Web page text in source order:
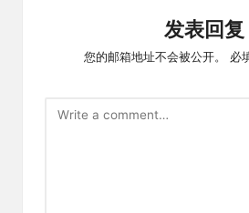
发表回复
您的邮箱地址不会被公开。 必